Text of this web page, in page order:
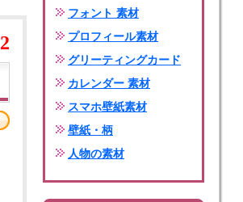
2
フォント 素材
プロフィール素材
グリーティングカード
カレンダー 素材
スマホ壁紙素材
壁紙・柄
人物の素材